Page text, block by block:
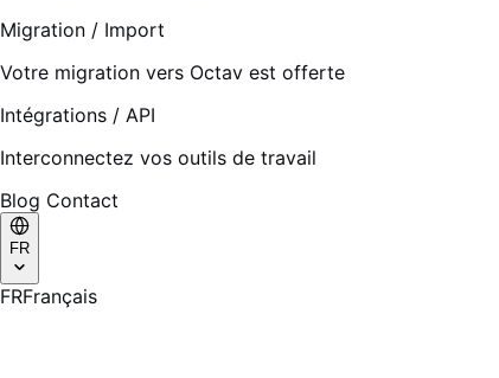
Migration / Import
Votre migration vers Octav est offerte
Intégrations / API
Interconnectez vos outils de travail
Blog Contact
FR
FRFrançais